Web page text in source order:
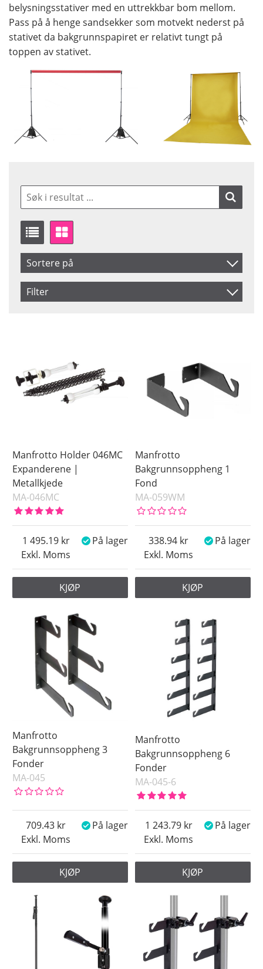
belysningsstativer med en uttrekkbar bom mellom.
Pass på å henge sandsekker som motvekt nederst på
stativet da bakgrunnspapiret er relativt tungt på
toppen av stativet.
Sortere på
Artikelkod
Filter
Manfrotto Holder 046MC
Expanderene |
Metallkjede
MA-046MC
Exkl. Moms
1 495.19 På lager
KJØP
Manfrotto
Bakgrunnsoppheng 1
Fond
MA-059WM
Exkl. Moms
338.94 På lager
KJØP
Manfrotto
Bakgrunnsoppheng 3
Fonder
MA-045
Exkl. Moms
709.43 På lager
KJØP
Manfrotto
Bakgrunnsoppheng 6
Fonder
MA-045-6
Exkl. Moms
1 243.79 På lager
KJØP